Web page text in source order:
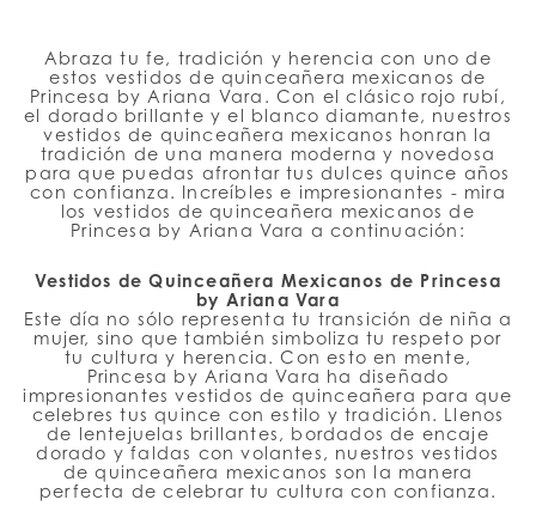
Abraza tu fe, tradición y herencia con uno de
estos vestidos de quinceañera mexicanos de
Princesa by Ariana Vara. Con el clásico rojo rubí,
el dorado brillante y el blanco diamante, nuestros
vestidos de quinceañera mexicanos honran la
tradición de una manera moderna y novedosa
para que puedas afrontar tus dulces quince años
con confianza. Increíbles e impresionantes - mira
los vestidos de quinceañera mexicanos de
Princesa by Ariana Vara a continuación:
Vestidos de Quinceañera Mexicanos de Princesa
by Ariana Vara
Este día no sólo representa tu transición de niña a
mujer, sino que también simboliza tu respeto por
tu cultura y herencia. Con esto en mente,
Princesa by Ariana Vara ha diseñado
impresionantes vestidos de quinceañera para que
celebres tus quince con estilo y tradición. Llenos
de lentejuelas brillantes, bordados de encaje
dorado y faldas con volantes, nuestros vestidos
de quinceañera mexicanos son la manera
perfecta de celebrar tu cultura con confianza.